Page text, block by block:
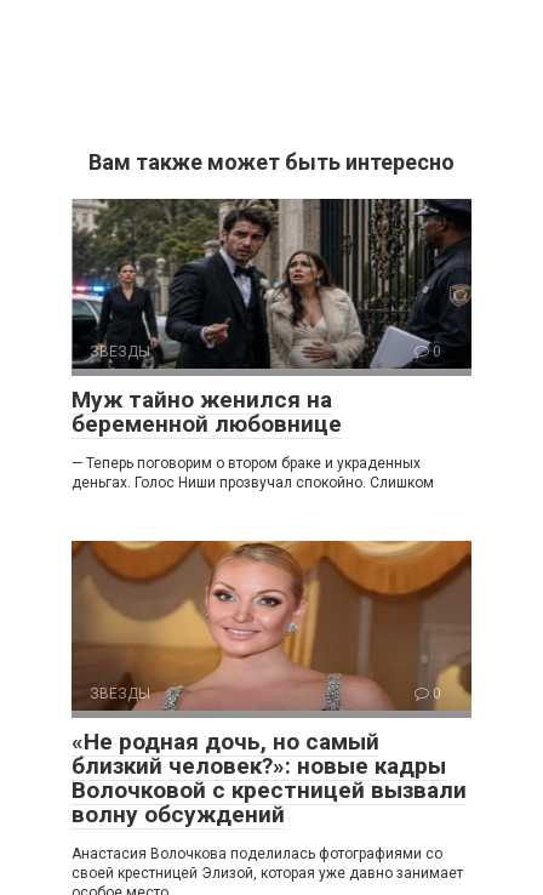
Вам также может быть интересно
ЗВЕЗДЫ 0
Муж тайно женился на
беременной любовнице
— Теперь поговорим о втором браке и украденных
деньгах. Голос Ниши прозвучал спокойно. Слишком
ЗВЕЗДЫ 0
«Не родная дочь, но самый
близкий человек?»: новые кадры
Волочковой с крестницей вызвали
волну обсуждений
Анастасия Волочкова поделилась фотографиями со
своей крестницей Элизой, которая уже давно занимает